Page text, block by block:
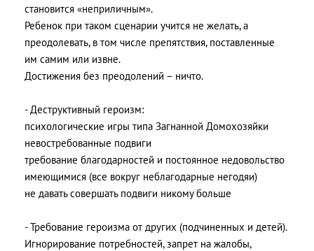
становится «неприличным».
Ребенок при таком сценарии учится не желать, а
преодолевать, в том числе препятствия, поставленные
им самим или извне.
Достижения без преодолений – ничто.
- Деструктивный героизм:
психологические игры типа Загнанной Домохозяйки
невостребованные подвиги
требование благодарностей и постоянное недовольство
имеющимися (все вокруг неблагодарные негодяи)
не давать совершать подвиги никому больше
- Требование героизма от других (подчиненных и детей).
Игнорирование потребностей, запрет на жалобы,